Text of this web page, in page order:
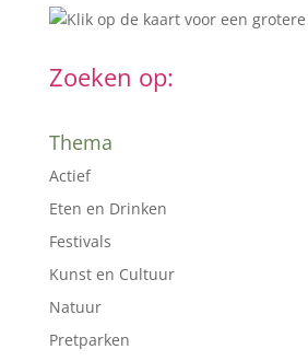
Zoeken op:
Thema
Actief
Eten en Drinken
Festivals
Kunst en Cultuur
Natuur
Pretparken